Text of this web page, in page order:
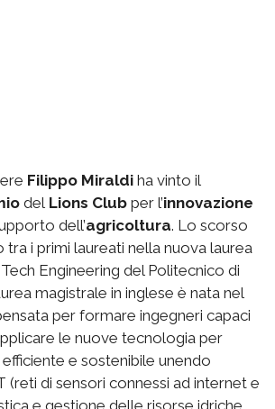
Filippo Miraldi ha vinto il
del Lions Club per l’innovazione
dell’agricoltura. Lo scorso
i primi laureati nella nuova laurea
Engineering del Politecnico di
magistrale in inglese è nata nel
per formare ingegneri capaci
le nuove tecnologia per
efficiente e sostenibile unendo
(reti di sensori connessi ad internet e
e gestione delle risorse idriche.